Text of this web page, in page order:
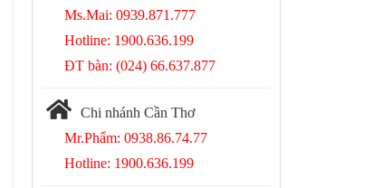
Ms.Mai: 0939.871.777
Hotline: 1900.636.199
ĐT bàn: (024) 66.637.877
Chi nhánh Cần Thơ
Mr.Phẩm: 0938.86.74.77
Hotline: 1900.636.199